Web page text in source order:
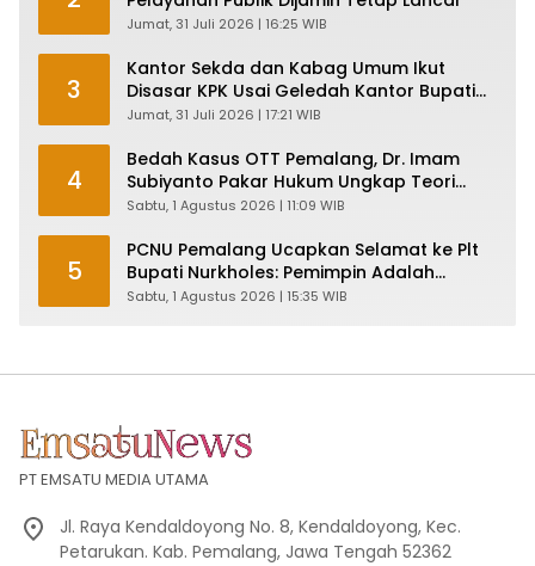
Jumat, 31 Juli 2026 | 16:25 WIB
3
Kantor Sekda dan Kabag Umum Ikut
Disasar KPK Usai Geledah Kantor Bupati
Pemalang
Jumat, 31 Juli 2026 | 17:21 WIB
4
Bedah Kasus OTT Pemalang, Dr. Imam
Subiyanto Pakar Hukum Ungkap Teori
Penyertaan KPK
Sabtu, 1 Agustus 2026 | 11:09 WIB
5
PCNU Pemalang Ucapkan Selamat ke Plt
Bupati Nurkholes: Pemimpin Adalah
Pelayan Rakyat!
Sabtu, 1 Agustus 2026 | 15:35 WIB
PT EMSATU MEDIA UTAMA
Jl. Raya Kendaldoyong No. 8, Kendaldoyong, Kec.
Petarukan. Kab. Pemalang, Jawa Tengah 52362